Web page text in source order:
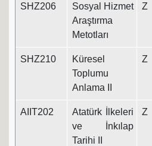
SHZ206
Sosyal Hizmet
Araştırma
Metotları
Z
SHZ210
Küresel
Toplumu
Anlama II
Z
AIIT202
Atatürk İlkeleri
ve İnkılap
Tarihi II
Z